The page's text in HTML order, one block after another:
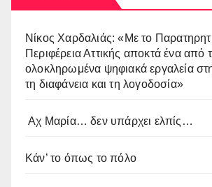
Νίκος Χαρδαλιάς: «Με το
Περιφέρεια Αττικής αποκτά ένα από
ολοκληρωμένα ψηφιακά εργαλεία
τη διαφάνεια και τη λογοδοσία»
Αχ Μαρία… δεν υπάρχει ελπίς…
Κάν’ το όπως το πόλο